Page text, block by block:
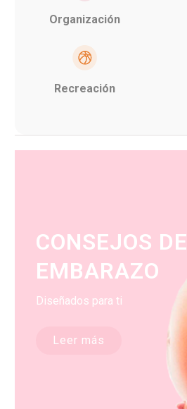
Organización
Recreación
CONSEJOS DE
EMBARAZO
Diseñados para ti
Leer más